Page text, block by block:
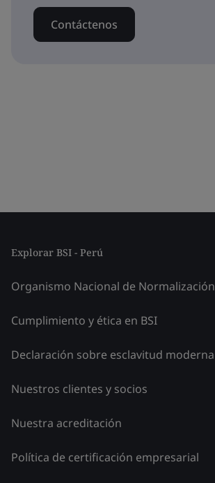
Contáctenos
Explorar BSI - Perú
Organismo Nacional de Normalización
Cumplimiento y ética en BSI
Declaración sobre esclavitud moderna
Nuestros clientes y socios
Nuestra acreditación
Política de certificación empresarial